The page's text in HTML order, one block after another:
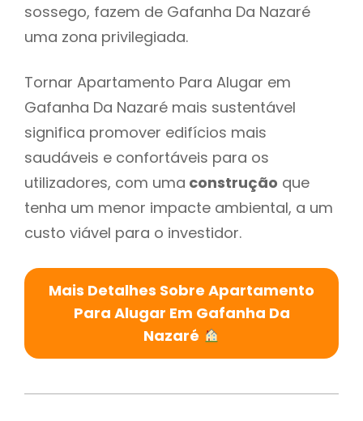
sossego, fazem de Gafanha Da Nazaré
uma zona privilegiada.
Tornar Apartamento Para Alugar em
Gafanha Da Nazaré mais sustentável
significa promover edifícios mais
saudáveis e confortáveis para os
utilizadores, com uma construção que
tenha um menor impacte ambiental, a um
custo viável para o investidor.
Mais Detalhes Sobre Apartamento
Para Alugar Em Gafanha Da
Nazaré